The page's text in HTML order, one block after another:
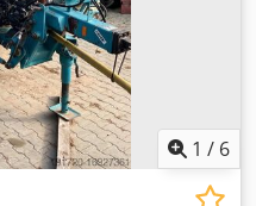
1 / 6